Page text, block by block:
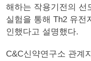
해하는 작용기전의 선
실험을 통해 Th2 유전
인했다고 설명했다.
C&C신약연구소 관계